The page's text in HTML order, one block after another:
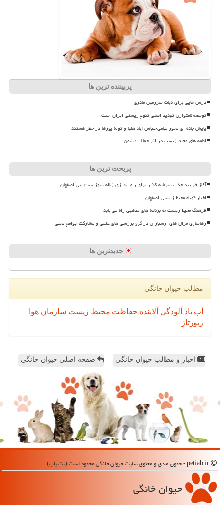
پربیننده ترین ها
درس هایی برای نجات سرزمین مادری
توسعه نامتوازن تهدید اصلی تنوع زیستی ایران است
پایش جاده ای محور میامی-عباس آباد هلیا و توله یوزها در خطر هستند
لطمه های محیط زیست در اثر حملات دشمن
پربحث ترین ها
آغاز فرایند جذب سرمایه گذار برای راه اندازی زباله سوز ۳۰۰ تنی اصفهان
اخبار کوتاه محیط زیستی اصفهان
فرهنگ محیط زیست به برنامه های مذهبی راه می یابد
رهاسازی مرال های ارسباران در گرو بررسی های علمی و مشارکت جوامع محلی
جدیدترین ها
مطالب حیوان خانگی
آب باد آلودگی آلاینده حفاظت محیط زیست سازمان هوا
رپورتاژ
اخبار و مطالب حیوان خانگی صفحه اصلی حیوان خانگی
حیوان خانگی